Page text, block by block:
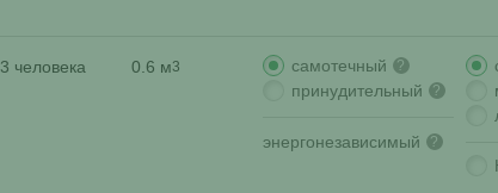
3 человека 0.6 м3 самотечный ?
принудительный ?
энергонезависимый ?